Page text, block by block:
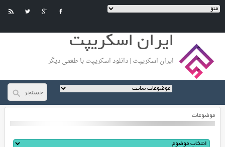
ایران اسکریپت
ایران اسکریپت | دانلود اسکریپت با طعمی دیگر
موضوعات